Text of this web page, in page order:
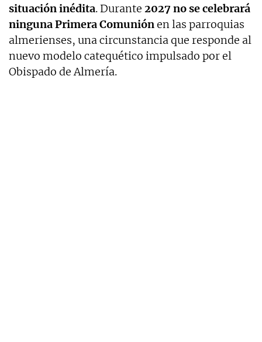
situación inédita. Durante 2027 no se celebrará
ninguna Primera Comuniónen las parroquias
almerienses, una circunstancia que responde al
nuevo modelo catequético impulsado por el
Obispado de Almería.